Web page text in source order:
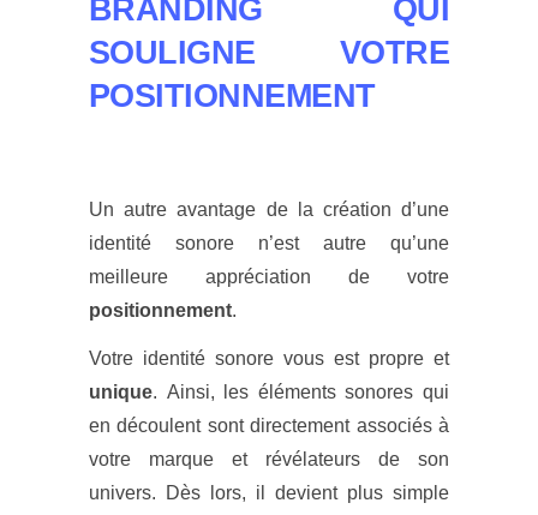
BRANDING QUI
SOULIGNE VOTRE
POSITIONNEMENT
Un autre avantage de la création d’une
identité sonore n’est autre qu’une
meilleure appréciation de votre
positionnement.
Votre identité sonore vous est propre et
unique. Ainsi, les éléments sonores qui
en découlent sont directement associés à
votre marque et révélateurs de son
univers. Dès lors, il devient plus simple